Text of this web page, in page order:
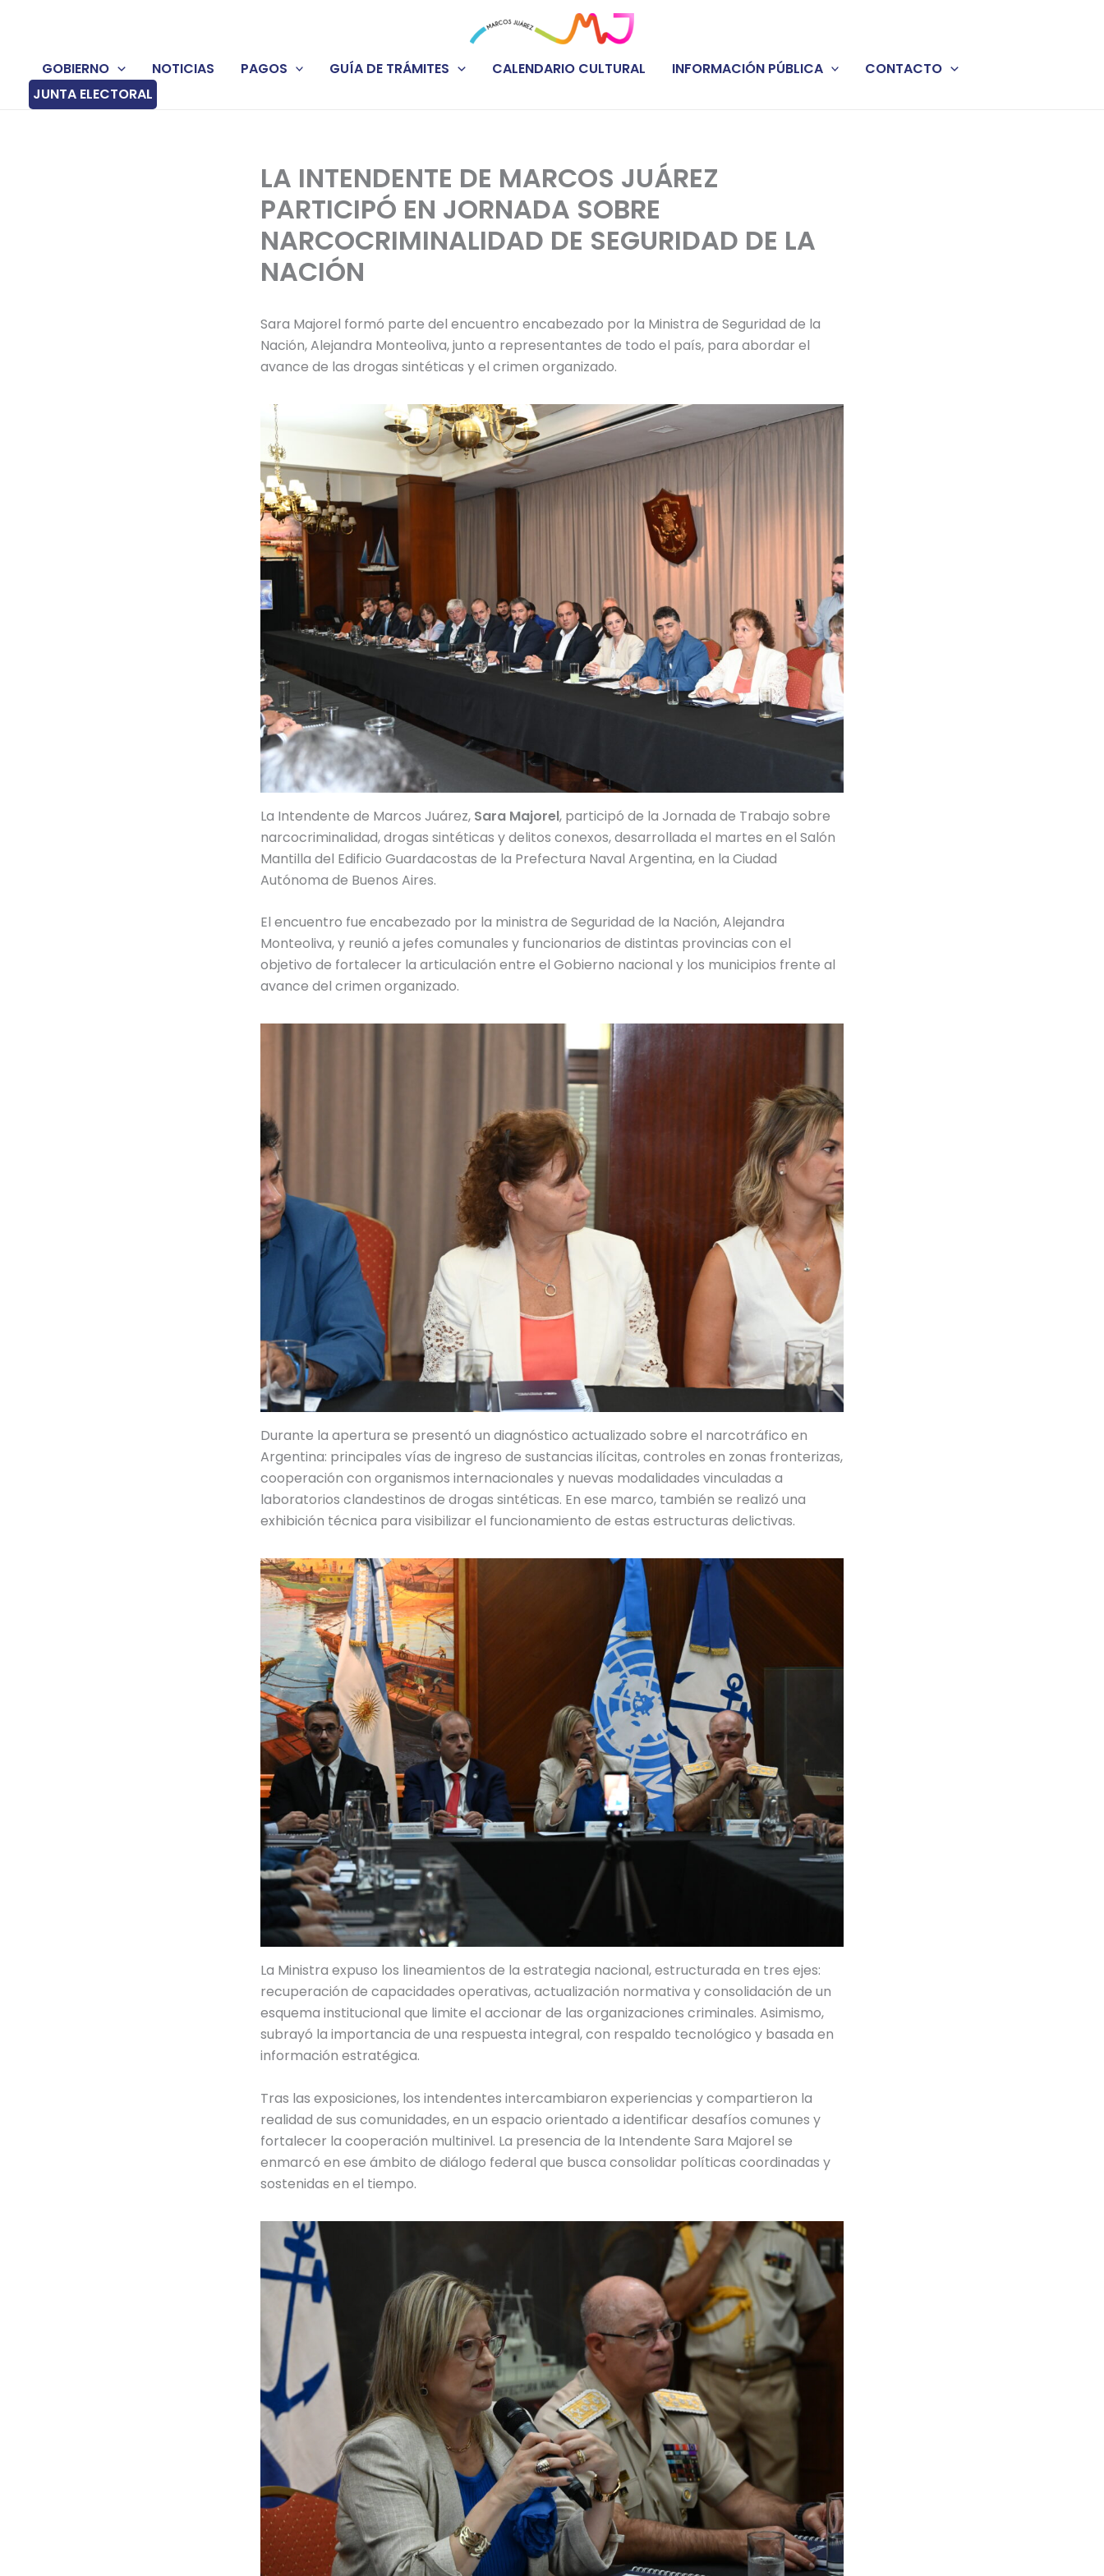
GOBIERNO
NOTICIAS PAGOS GUÍA DE TRÁMITES CALENDARIO CULTURAL INFORMACIÓN PÚBLICA
CONTACTO
JUNTA ELECTORAL
LA INTENDENTE DE MARCOS JUÁREZ
PARTICIPÓ EN JORNADA SOBRE
NARCOCRIMINALIDAD DE SEGURIDAD DE LA
NACIÓN
Sara Majorel formó parte del encuentro encabezado por la Ministra de Seguridad de la
Nación, Alejandra Monteoliva, junto a representantes de todo el país, para abordar el
avance de las drogas sintéticas y el crimen organizado.
La Intendente de Marcos Juárez, Sara Majorel, participó de la Jornada de Trabajo sobre
narcocriminalidad, drogas sintéticas y delitos conexos, desarrollada el martes en el Salón
Mantilla del Edificio Guardacostas de la Prefectura Naval Argentina, en la Ciudad
Autónoma de Buenos Aires.
El encuentro fue encabezado por la ministra de Seguridad de la Nación, Alejandra
Monteoliva, y reunió a jefes comunales y funcionarios de distintas provincias con el
objetivo de fortalecer la articulación entre el Gobierno nacional y los municipios frente al
avance del crimen organizado.
Durante la apertura se presentó un diagnóstico actualizado sobre el narcotráfico en
Argentina: principales vías de ingreso de sustancias ilícitas, controles en zonas fronterizas,
cooperación con organismos internacionales y nuevas modalidades vinculadas a
laboratorios clandestinos de drogas sintéticas. En ese marco, también se realizó una
exhibición técnica para visibilizar el funcionamiento de estas estructuras delictivas.
La Ministra expuso los lineamientos de la estrategia nacional, estructurada en tres ejes:
recuperación de capacidades operativas, actualización normativa y consolidación de un
esquema institucional que limite el accionar de las organizaciones criminales. Asimismo,
subrayó la importancia de una respuesta integral, con respaldo tecnológico y basada en
información estratégica.
Tras las exposiciones, los intendentes intercambiaron experiencias y compartieron la
realidad de sus comunidades, en un espacio orientado a identificar desafíos comunes y
fortalecer la cooperación multinivel. La presencia de la Intendente Sara Majorel se
enmarcó en ese ámbito de diálogo federal que busca consolidar políticas coordinadas y
sostenidas en el tiempo.